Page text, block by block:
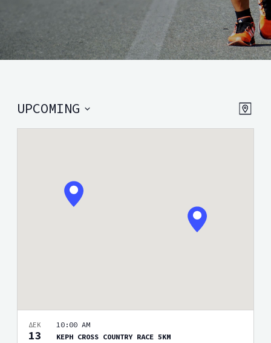
Event
MAP
UPCOMING
Select
ΔΕΚ
13
10:00 AM
ΚΕΡΗ CROSS COUNTRY RACE 5KM